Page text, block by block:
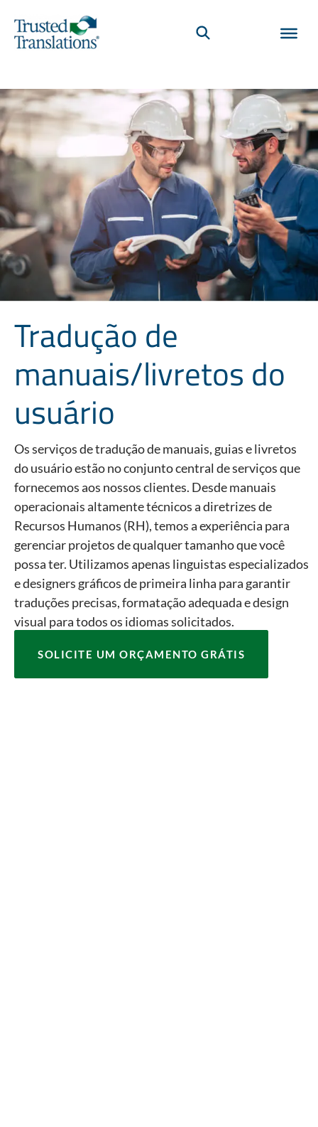
Tradução de
manuais/livretos do
usuário
Os serviços de tradução de manuais, guias e livretos
do usuário estão no conjunto central de serviços que
fornecemos aos nossos clientes. Desde manuais
operacionais altamente técnicos a diretrizes de
Recursos Humanos (RH), temos a experiência para
gerenciar projetos de qualquer tamanho que você
possa ter. Utilizamos apenas linguistas especializados
e designers gráficos de primeira linha para garantir
traduções precisas, formatação adequada e design
visual para todos os idiomas solicitados.
SOLICITE UM ORÇAMENTO GRÁTIS